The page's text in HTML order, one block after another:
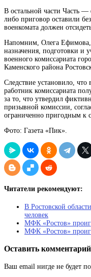
В остальной части Часть —
либо приговор оставили
военкомата должен
Напомним, Олега Ефимова,
назначения, подготовки и
военного комиссариата
Каменского района
Следствие установило,
работник комиссариата
за то, что утвердил
призывной комиссии,
ограниченно пригодным к
Фото: Газета «Пик».
Читатели рекомендуют:
В Ростовской
человек
МФК «Ростов»
МФК «Ростов»
Оставить комментарий
Ваш email нигде не будет